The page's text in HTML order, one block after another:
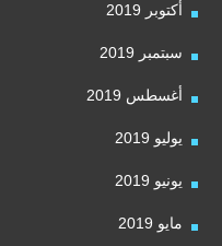
أكتوبر 2019
سبتمبر 2019
أغسطس 2019
يوليو 2019
يونيو 2019
مايو 2019